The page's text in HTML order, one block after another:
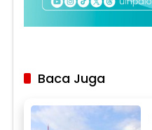
Baca Juga